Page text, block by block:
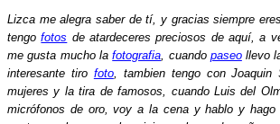
Lizca me alegra saber de tí, y gracias siempre
tengofotos de atardeceres preciosos de aquí, a
me gusta mucho lafotografia, cuando paseollevo
interesante tiro foto, tambien tengo con Joaquin
mujeres y la tira de famosos, cuando Luis del
micrófonos de oro, voy a la cena y hablo y